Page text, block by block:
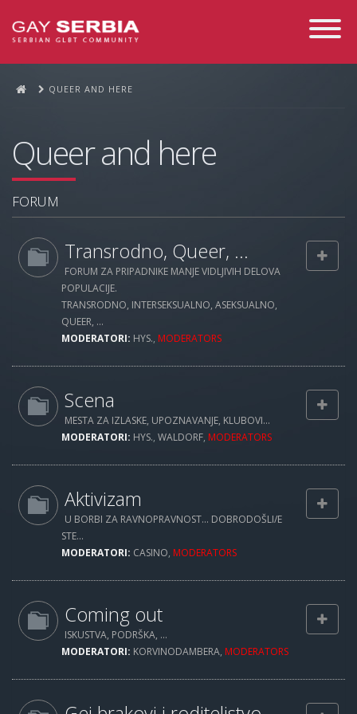
Toggle
QUEER AND HERE
Queer and here
FORUM
Transrodno, Queer, ...
FORUM ZA PRIPADNIKE MANJE VIDLJIVIH DELOVA
POPULACIJE.
TRANSRODNO, INTERSEKSUALNO, ASEKSUALNO,
QUEER, ...
MODERATORI: HYS., MODERATORS
Scena
MESTA ZA IZLASKE, UPOZNAVANJE, KLUBOVI...
MODERATORI: HYS., WALDORF, MODERATORS
Aktivizam
U BORBI ZA RAVNOPRAVNOST... DOBRODOŠLI/E
STE...
MODERATORI: CASINO, MODERATORS
Coming out
ISKUSTVA, PODRŠKA, ...
MODERATORI: KORVINODAMBERA, MODERATORS